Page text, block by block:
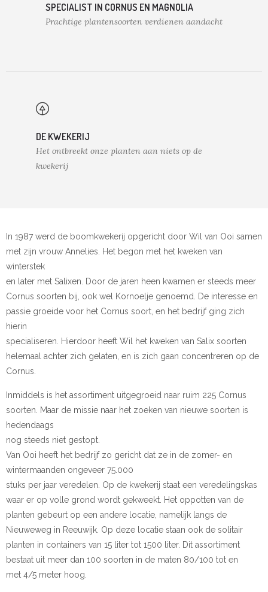
SPECIALIST IN CORNUS EN MAGNOLIA
Prachtige plantensoorten verdienen aandacht
DE KWEKERIJ
Het ontbreekt onze planten aan niets op de
kwekerij
In 1987 werd de boomkwekerij opgericht door Wil van Ooi samen
met zijn vrouw Annelies. Het begon met het kweken van
winterstek
en later met Salixen. Door de jaren heen kwamen er steeds meer
Cornus soorten bij, ook wel Kornoelje genoemd. De interesse en
passie groeide voor het Cornus soort, en het bedrijf ging zich
hierin
specialiseren. Hierdoor heeft Wil het kweken van Salix soorten
helemaal achter zich gelaten, en is zich gaan concentreren op de
Cornus.
Inmiddels is het assortiment uitgegroeid naar ruim 225 Cornus
soorten. Maar de missie naar het zoeken van nieuwe soorten is
hedendaags
nog steeds niet gestopt.
Van Ooi heeft het bedrijf zo gericht dat ze in de zomer- en
wintermaanden ongeveer 75.000
stuks per jaar veredelen. Op de kwekerij staat een veredelingskas
waar er op volle grond wordt gekweekt. Het oppotten van de
planten gebeurt op een andere locatie, namelijk langs de
Nieuweweg in Reeuwijk. Op deze locatie staan ook de solitair
planten in containers van 15 liter tot 1500 liter. Dit assortiment
bestaat uit meer dan 100 soorten in de maten 80/100 tot en
met 4/5 meter hoog.